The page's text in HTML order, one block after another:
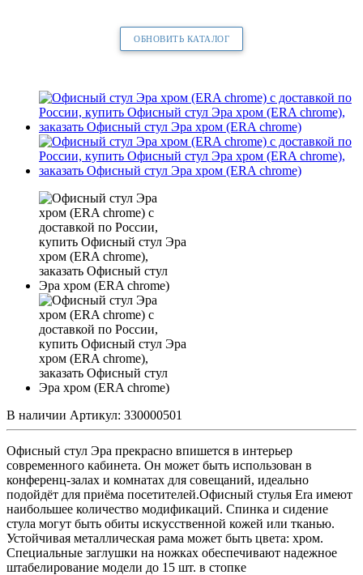
ОБНОВИТЬ КАТАЛОГ
В наличии Артикул: 330000501
Офисный стул Эра прекрасно впишется в интерьер
современного кабинета. Он может быть использован в
конференц-залах и комнатах для совещаний, идеально
подойдёт для приёма посетителей.Офисный стулья Era имеют
наибольшее количество модификаций. Спинка и сидение
стула могут быть обиты искусственной кожей или тканью.
Устойчивая металлическая рама может быть цвета: хром.
Специальные заглушки на ножках обеспечивают надежное
штабелирование модели до 15 шт. в стопке